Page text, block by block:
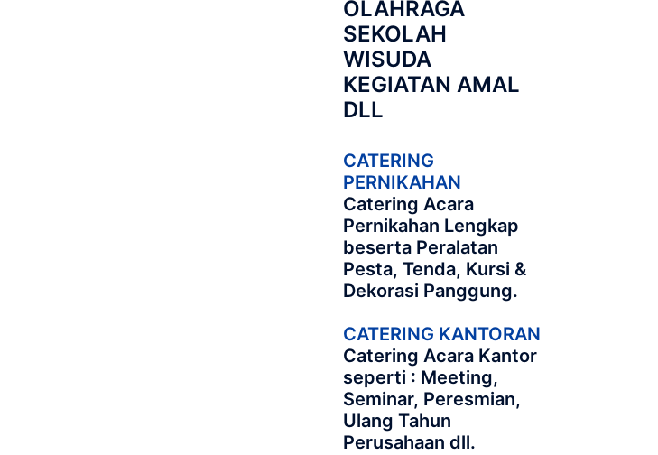
OLAHRAGA
SEKOLAH
WISUDA
KEGIATAN AMAL
DLL
CATERING
PERNIKAHAN
Catering Acara
Pernikahan Lengkap
beserta Peralatan
Pesta, Tenda, Kursi &
Dekorasi Panggung.
CATERING KANTORAN
Catering Acara Kantor
seperti : Meeting,
Seminar, Peresmian,
Ulang Tahun
Perusahaan dll.